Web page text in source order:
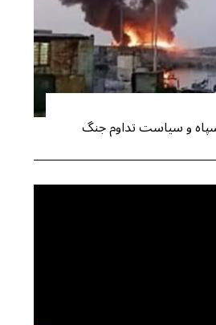
و سیاست تداوم جنگ